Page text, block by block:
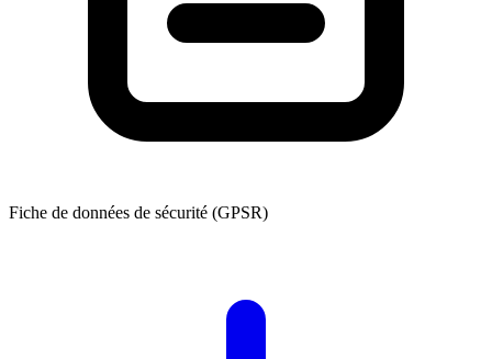
Fiche de données de sécurité (GPSR)